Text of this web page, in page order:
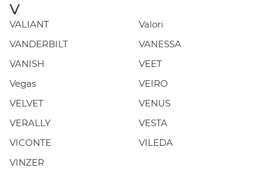
V
VALIANT
Valori
VANDERBILT
VANESSA
VANISH
VEET
Vegas
VEIRO
VELVET
VENUS
VERALLY
VESTA
VICONTE
VILEDA
VINZER